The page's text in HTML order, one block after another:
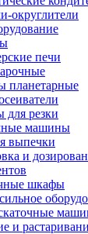
округлители
печи
планетарные
резки
машины
выпечки
и
шкафы
и